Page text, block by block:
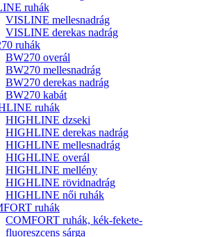
ruhák
VISLINE mellesnadrág
VISLINE derekas nadrág
ruhák
BW270 overál
BW270 mellesnadrág
BW270 derekas nadrág
BW270 kabát
ruhák
HIGHLINE dzseki
HIGHLINE derekas nadrág
HIGHLINE mellesnadrág
HIGHLINE overál
HIGHLINE mellény
HIGHLINE rövidnadrág
HIGHLINE női ruhák
ruhák
COMFORT ruhák, kék-fekete-
fluoreszcens sárga